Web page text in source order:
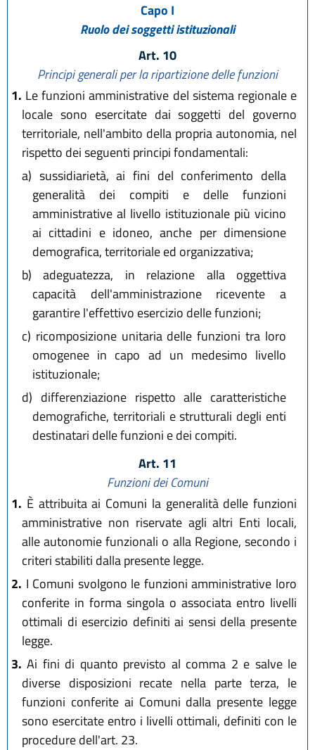
L.R. 24 marzo 2004 n. 6
L.R. 14 aprile 2004 n. 7
L.R. 28 luglio 2004 n. 17
L.R. 23 dicembre 2004 n. 26
L.R. 17 febbraio 2005 n. 6
L.R. 27 luglio 2005 n. 14
L.R. 28 luglio 2006 n. 13
L.R. 30 ottobre 2008 n. 19
L.R. 30 novembre 2009 n. 23
L.R. 22 dicembre 2009 n. 24
L.R. 12 febbraio 2010 n. 4
L.R. 13 dicembre 2011 n. 20
L.R. 20 aprile 2012 n. 3
L.R. 30 giugno 2014 n. 8
Capo I
Ruolo dei soggetti istituzionali
Art. 10
Principi generali per la ripartizione delle funzioni
1. Le funzioni amministrative del sistema regionale e
locale sono esercitate dai soggetti del governo
territoriale, nell'ambito della propria autonomia, nel
rispetto dei seguenti principi fondamentali:
a) sussidiarietà, ai fini del conferimento della
generalità dei compiti e delle funzioni
amministrative al livello istituzionale più vicino
ai cittadini e idoneo, anche per dimensione
demografica, territoriale ed organizzativa;
b) adeguatezza, in relazione alla oggettiva
capacità dell'amministrazione ricevente a
garantire l'effettivo esercizio delle funzioni;
c) ricomposizione unitaria delle funzioni tra loro
omogenee in capo ad un medesimo livello
istituzionale;
d) differenziazione rispetto alle caratteristiche
demografiche, territoriali e strutturali degli enti
destinatari delle funzioni e dei compiti.
Art. 11
Funzioni dei Comuni
1. È attribuita ai Comuni la generalità delle funzioni
amministrative non riservate agli altri Enti locali,
alle autonomie funzionali o alla Regione, secondo i
criteri stabiliti dalla presente legge.
2. I Comuni svolgono le funzioni amministrative loro
conferite in forma singola o associata entro livelli
ottimali di esercizio definiti ai sensi della presente
legge.
3. Ai fini di quanto previsto al comma 2 e salve le
diverse disposizioni recate nella parte terza, le
funzioni conferite ai Comuni dalla presente legge
sono esercitate entro i livelli ottimali, definiti con le
procedure dell'art. 23.